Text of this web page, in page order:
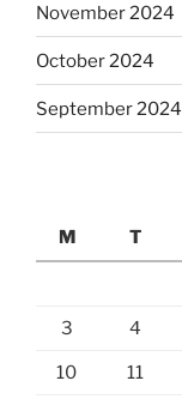
November 2024
October 2024
September 2024
M
T
3 4
10 11